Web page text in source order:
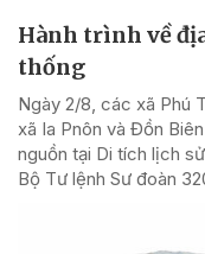
Hành trình về
thống
Ngày 2/8, các xã Phú
xã Ia Pnôn và Đồn
nguồn tại Di tích lịch
Bộ Tư lệnh Sư đoàn